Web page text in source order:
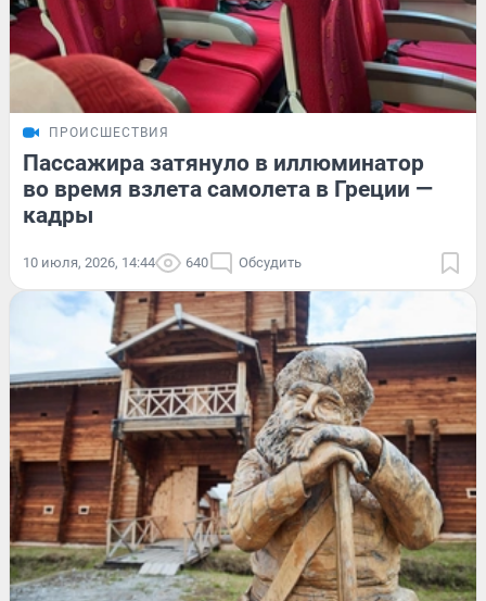
ПРОИСШЕСТВИЯ
Пассажира затянуло в иллюминатор
во время взлета самолета в Греции —
кадры
10 июля, 2026, 14:44 640 Обсудить